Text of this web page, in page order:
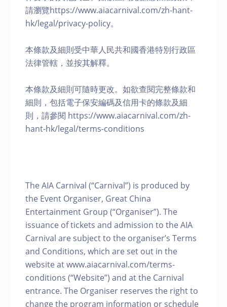
請瀏覽https://www.aiacarnival.com/zh-hant-
hk/legal/privacy-policy。
本條款及細則受中華人民共和國香港特別行政區
法律管轄，並按其解釋。
本條款及細則可隨時更改。如欲查閱完整條款和
細則，包括電子保安編碼及信用卡的條款及細
則，請參閱 https://www.aiacarnival.com/zh-
hant-hk/legal/terms-conditions
The AIA Carnival (“Carnival”) is produced by
the Event Organiser, Great China
Entertainment Group (“Organiser”). The
issuance of tickets and admission to the AIA
Carnival are subject to the organiser’s Terms
and Conditions, which are set out in the
website at www.aiacarnival.com/terms-
conditions (“Website”) and at the Carnival
entrance. The Organiser reserves the right to
change the program information or schedule